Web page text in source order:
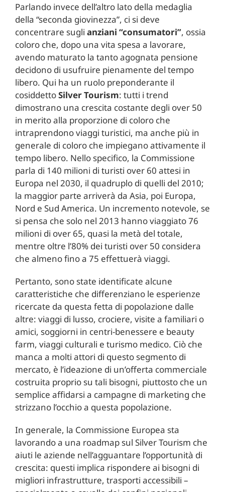
Parlando invece dell’altro lato della medaglia
della “seconda giovinezza”, ci si deve
concentrare sugli anziani “consumatori”, ossia
coloro che, dopo una vita spesa a lavorare,
avendo maturato la tanto agognata pensione
decidono di usufruire pienamente del tempo
libero. Qui ha un ruolo preponderante il
cosiddettoSilver Tourism: tutti i trend
dimostrano una crescita costante degli over 50
in merito alla proporzione di coloro che
intraprendono viaggi turistici, ma anche più in
generale di coloro che impiegano attivamente il
tempo libero. Nello specifico, la Commissione
parla di 140 milioni di turisti over 60 attesi in
Europa nel 2030, il quadruplo di quelli del 2010;
la maggior parte arriverà da Asia, poi Europa,
Nord e Sud America. Un incremento notevole, se
si pensa che solo nel 2013 hanno viaggiato 76
milioni di over 65, quasi la metà del totale,
mentre oltre l’80% dei turisti over 50 considera
che almeno fino a 75 effettuerà viaggi.
Pertanto, sono state identificate alcune
caratteristiche che differenziano le esperienze
ricercate da questa fetta di popolazione dalle
altre: viaggi di lusso, crociere, visite a familiari o
amici, soggiorni in centri-benessere e beauty
farm, viaggi culturali e turismo medico. Ciò che
manca a molti attori di questo segmento di
mercato, è l’ideazione di un’offerta commerciale
costruita proprio su tali bisogni, piuttosto che un
semplice affidarsi a campagne di marketing che
strizzano l’occhio a questa popolazione.
In generale, la Commissione Europea sta
lavorando a una roadmap sul Silver Tourism che
aiuti le aziende nell’agguantare l’opportunità di
crescita: questi implica rispondere ai bisogni di
migliori infrastrutture, trasporti accessibili –